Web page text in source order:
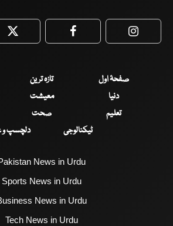
Twitter Facebook
صفحۂ اول تازہ ترین
دنیا
معیشت
تعلیم
صحت
ٹیکنالوجی
دلچسپ
News in Urdu
Sports News in Urdu
News in Urdu
Tech News in Urdu